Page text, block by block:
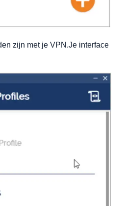
zijn met je VPN.Je interface